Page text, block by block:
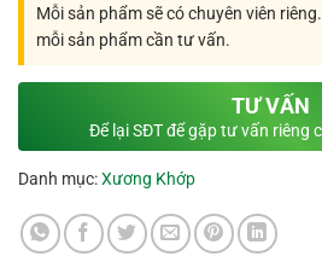
Mỗi sản phẩm sẽ có chuyên viên
mỗi sản phẩm cần tư vấn.
TƯ VẤN
Để lại SĐT để gặp tư vấn riêng
Danh mục:Xương Khớp